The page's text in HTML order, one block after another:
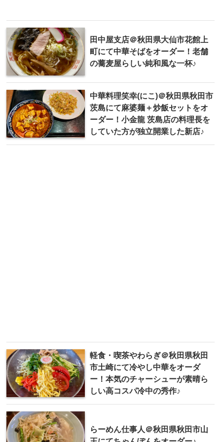
田中屋支店＠秋田県大仙市花館上
町にて中華そばをオーダー！老舗
の蕎麦屋らしい純和風な一杯♪
中華料理笑幸(にこ)＠秋田県秋田市
茨島にて麻婆麺＋炒飯セットをオ
ーダー！小金龍 茨島店の料理長を
していた方が独立開業した新店♪
軽食・喫茶やわらぎ＠秋田県秋田
市土崎にて冷やし中華をオーダ
ー！本気のチャーシューが素晴ら
しい高コスパ冷中の秀作♪
らーめん仕事人＠秋田県秋田市山